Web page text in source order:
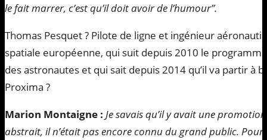
le fait marrer, c’est qu’il doit avoir de l’humour”.
Thomas Pesquet ? Pilote de ligne et ingénieur
spatiale européenne, qui suit depuis 2010 le
des astronautes et qui sait depuis 2014 qu’il va partir à
Proxima ?
Marion Montaigne : Je savais qu’il y avait une
abstrait, il n’était pas encore connu du grand public. Pour